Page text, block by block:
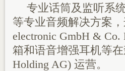
专业话筒及监听系
等专业音频解决方案
electronic GmbH &
箱和语音增强耳机等
Holding AG) 运营。